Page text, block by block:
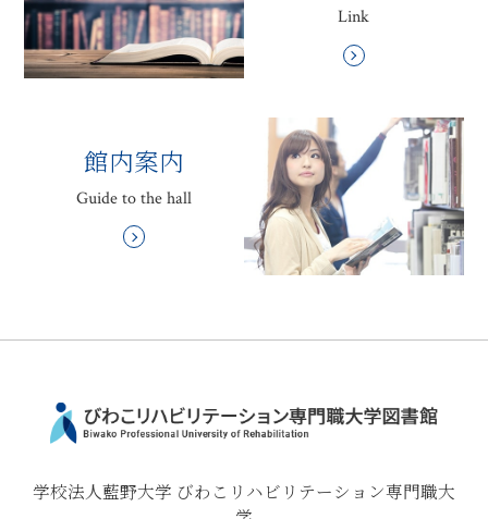
Link
館内案内
Guide to the hall
学校法人藍野大学 びわこリハビリテーション専門職大